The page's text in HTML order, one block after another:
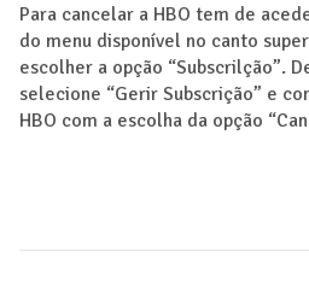
Para cancelar a HBO tem de
do menu disponível no canto
escolher a opção “Subscrilção”.
selecione “Gerir Subscrição” e
HBO com a escolha da opção